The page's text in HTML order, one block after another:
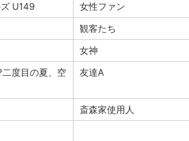
U149
女性ファン
観客たち
女神
二度目の夏、空
友達A
斎森家使用人